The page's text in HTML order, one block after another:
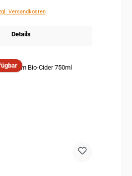
Versandkosten
Details